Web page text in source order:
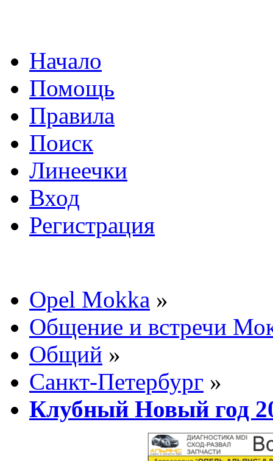
Начало
Помощь
Правила
Поиск
Линеечки
Вход
Регистрация
Opel Mokka »
Общение и встречи
Общий »
Санкт-Петербург »
Клубный Новый год